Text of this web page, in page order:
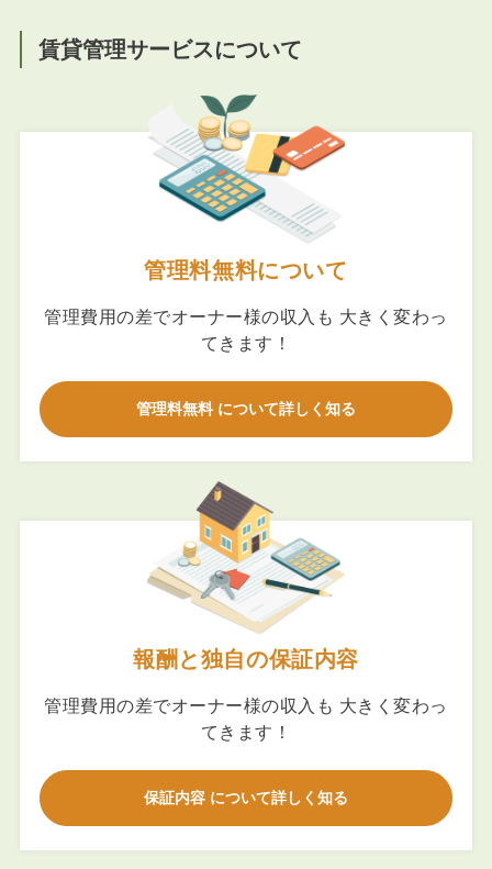
賃貸管理サービスについて
管理料無料について
管理費用の差でオーナー様の収入も 大きく変わっ
てきます！
管理料無料 について詳しく知る
報酬と独自の保証内容
管理費用の差でオーナー様の収入も 大きく変わっ
てきます！
保証内容 について詳しく知る